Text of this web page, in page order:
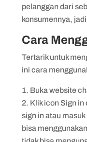
pelanggan dari
konsumennya,
Cara
Tertarik untuk
ini cara
Buka website
Klik icon Sign in
sign in atau
bisa